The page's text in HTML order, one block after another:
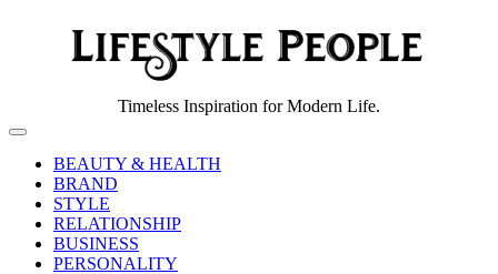
People
Timeless Inspiration for Modern Life.
Off
CanvasBEAUTY & HEALTH
BRAND
STYLE
RELATIONSHIP
BUSINESS
PERSONALITY